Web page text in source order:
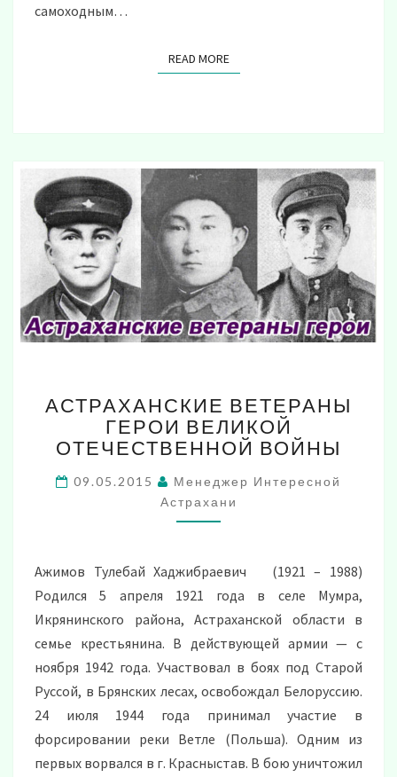
самоходным…
READ MOREREAD MORE
ВЕТЕРАНЫ
ГЕРОИ
ВЕЛИКОЙ
ВОЙНЫ
АСТРАХАНСКИЕ ВЕТЕРАНЫ
ГЕРОИ ВЕЛИКОЙ
ОТЕЧЕСТВЕННОЙ ВОЙНЫ
09.05.2015
Менеджер Интересной
Астрахани
Ажимов Тулебай Хаджибраевич (1921 – 1988)
Родился 5 апреля 1921 года в селе Мумра,
Икрянинского района, Астраханской области в
семье крестьянина. В действующей армии — с
ноября 1942 года. Участвовал в боях под Старой
Руссой, в Брянских лесах, освобождал Белоруссию.
24 июля 1944 года принимал участие в
форсировании реки Ветле (Польша). Одним из
первых ворвался в г. Красныстав. В бою уничтожил